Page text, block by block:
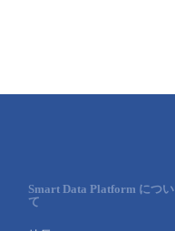
- vUTM2
Smart Data Platform につい
て